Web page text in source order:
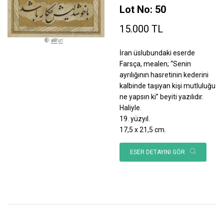
Lot No: 50
15.000 TL
İran üslubundaki eserde
Farsça, mealen; “Senin
ayrılığının hasretinin kederini
kalbinde taşıyan kişi mutluluğu
ne yapsın ki” beyiti yazılıdır.
Haliyle.
19. yüzyıl.
17,5 x 21,5 cm.
ESER DETAYINI GÖR